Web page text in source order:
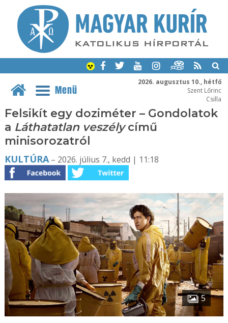
2026. augusztus 10., hétfő
Szent Lőrinc
Csilla
Menü
Felsikít egy doziméter – Gondolatok
a Láthatatlan veszélycímű
minisorozatról
KULTÚRA– 2026. július 7., kedd | 11:18
5